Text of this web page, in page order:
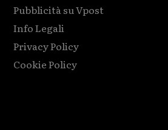
Pubblicità su Vpost
Info Legali
Privacy Policy
Cookie Policy